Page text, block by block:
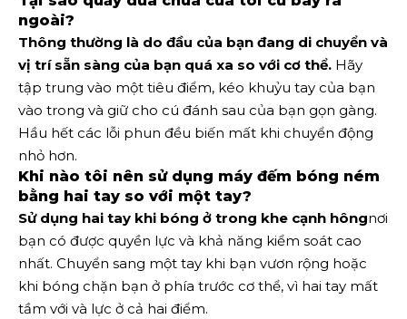
ngoài?
Thông thường là do đầu của bạn đang di chuyển và
vị trí sẵn sàng của bạn quá xa so với cơ thể. Hãy
tập trung vào một tiêu điểm, kéo khuỷu tay của bạn
vào trong và giữ cho cú đánh sau của bạn gọn gàng.
Hầu hết các lỗi phun đều biến mất khi chuyển động
nhỏ hơn.
Khi nào tôi nên sử dụng máy đếm bóng ném
bằng hai tay so với một tay?
Sử dụng hai tay khi bóng ở trong khe cạnh hôngnơi
bạn có được quyền lực và khả năng kiểm soát cao
nhất. Chuyển sang một tay khi bạn vươn rộng hoặc
khi bóng chặn bạn ở phía trước cơ thể, vì hai tay mất
tầm với và lực ở cả hai điểm.